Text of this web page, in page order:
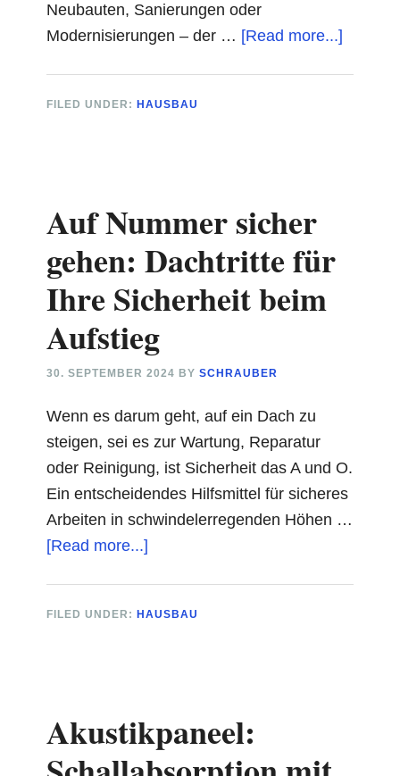
Neubauten, Sanierungen oder
Modernisierungen – der … [Read more...]
FILED UNDER: HAUSBAU
Auf Nummer sicher
gehen: Dachtritte für
Ihre Sicherheit beim
Aufstieg
30. SEPTEMBER 2024 BYSCHRAUBER
Wenn es darum geht, auf ein Dach zu
steigen, sei es zur Wartung, Reparatur
oder Reinigung, ist Sicherheit das A und O.
Ein entscheidendes Hilfsmittel für sicheres
Arbeiten in schwindelerregenden Höhen …
[Read more...]
sicher
Ihre
Sicherheit
FILED UNDER: HAUSBAU
Akustikpaneel: